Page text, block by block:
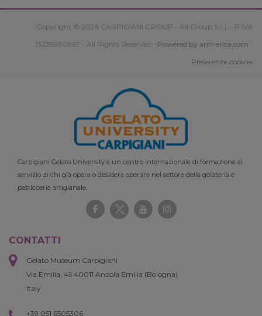
Copyright © 2026 CARPIGIANI GROUP - Ali Group S.r.l. - P.IVA
13239980967 - All Rights Reserved - Powered by antherica.com -
Preferenze cookies
Carpigiani Gelato University è un centro internazionale di formazione al
servizio di chi già opera o desidera operare nel settore della gelateria e
pasticceria artigianale.
CONTATTI
Gelato Museum Carpigiani
Via Emilia, 45 40011 Anzola Emilia (Bologna)
Italy
+39 051 6505306